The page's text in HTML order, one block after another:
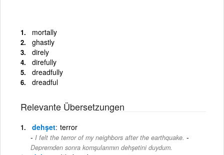
mortally
ghastly
direly
direfully
dreadfully
dreadful
Relevante Übersetzungen
dehşet terror
I felt the terror of my neighbors after the earthquake. -
Depremden sonra komşularımın dehşetini duydum.